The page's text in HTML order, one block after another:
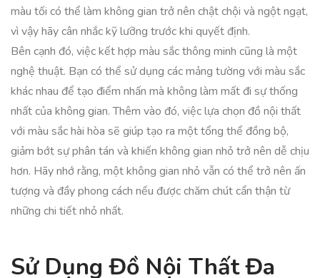
màu tối có thể làm không gian trở nên chật chội và ngột ngạt,
vì vậy hãy cân nhắc kỹ lưỡng trước khi quyết định.
Bên cạnh đó, việc kết hợp màu sắc thông minh cũng là một
nghệ thuật. Bạn có thể sử dụng các mảng tường với màu sắc
khác nhau để tạo điểm nhấn mà không làm mất đi sự thống
nhất của không gian. Thêm vào đó, việc lựa chọn đồ nội thất
với màu sắc hài hòa sẽ giúp tạo ra một tổng thể đồng bộ,
giảm bớt sự phân tán và khiến không gian nhỏ trở nên dễ chịu
hơn. Hãy nhớ rằng, một không gian nhỏ vẫn có thể trở nên ấn
tượng và đầy phong cách nếu được chăm chút cẩn thận từ
những chi tiết nhỏ nhất.
Sử Dụng Đồ Nội Thất Đa